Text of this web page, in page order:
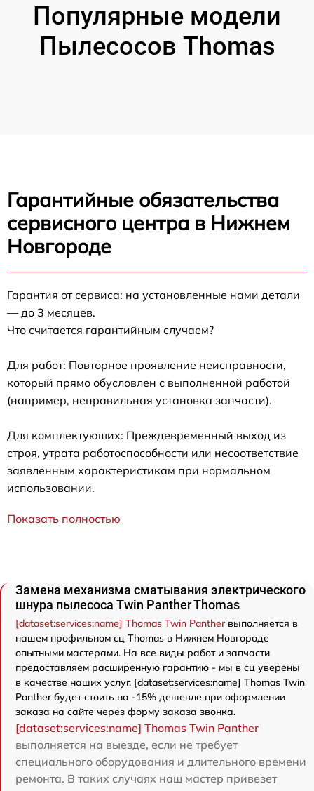
Популярные модели
Пылесосов Thomas
Гарантийные обязательства
сервисного центра в Нижнем
Новгороде
Гарантия от сервиса: на установленные нами детали
— до 3 месяцев.
Что считается гарантийным случаем?
Для работ: Повторное проявление неисправности,
который прямо обусловлен с выполненной работой
(например, неправильная установка запчасти).
Для комплектующих: Преждевременный выход из
строя, утрата работоспособности или несоответствие
заявленным характеристикам при нормальном
использовании.
Показать полностью
Замена механизма сматывания электрического
шнура пылесоса Twin Panther Thomas
[dataset:services:name] Thomas Twin Pantherвыполняется в
нашем профильном сц Thomas в Нижнем Новгороде
опытными мастерами. На все виды работ и запчасти
предоставляем расширенную гарантию - мы в сц уверены
в качестве наших услуг. [dataset:services:name] Thomas Twin
Panther будет стоить на -15% дешевле при оформлении
заказа на сайте через форму заказа звонка.
[dataset:services:name] Thomas Twin Panther
выполняется на выезде, если не требует
специального оборудования и длительного времени
ремонта. В таких случаях наш мастер привезет